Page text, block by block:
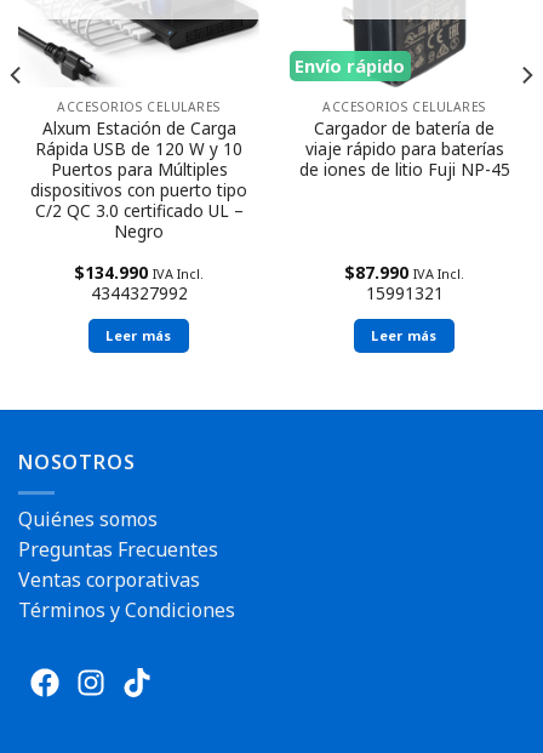
ACCESORIOS CELULARES
Alxum Estación de Carga
Rápida USB de 120 W y 10
Puertos para Múltiples
dispositivos con puerto tipo
C/2 QC 3.0 certificado UL –
Negro
$134.990 IVA Incl.
4344327992
Leer más
Envío rápido
ACCESORIOS CELULARES
Cargador de batería de
viaje rápido para baterías
de iones de litio Fuji NP-45
$87.990 IVA Incl.
15991321
Leer más
NOSOTROS
Quiénes somos
Preguntas Frecuentes
Ventas corporativas
Términos y Condiciones